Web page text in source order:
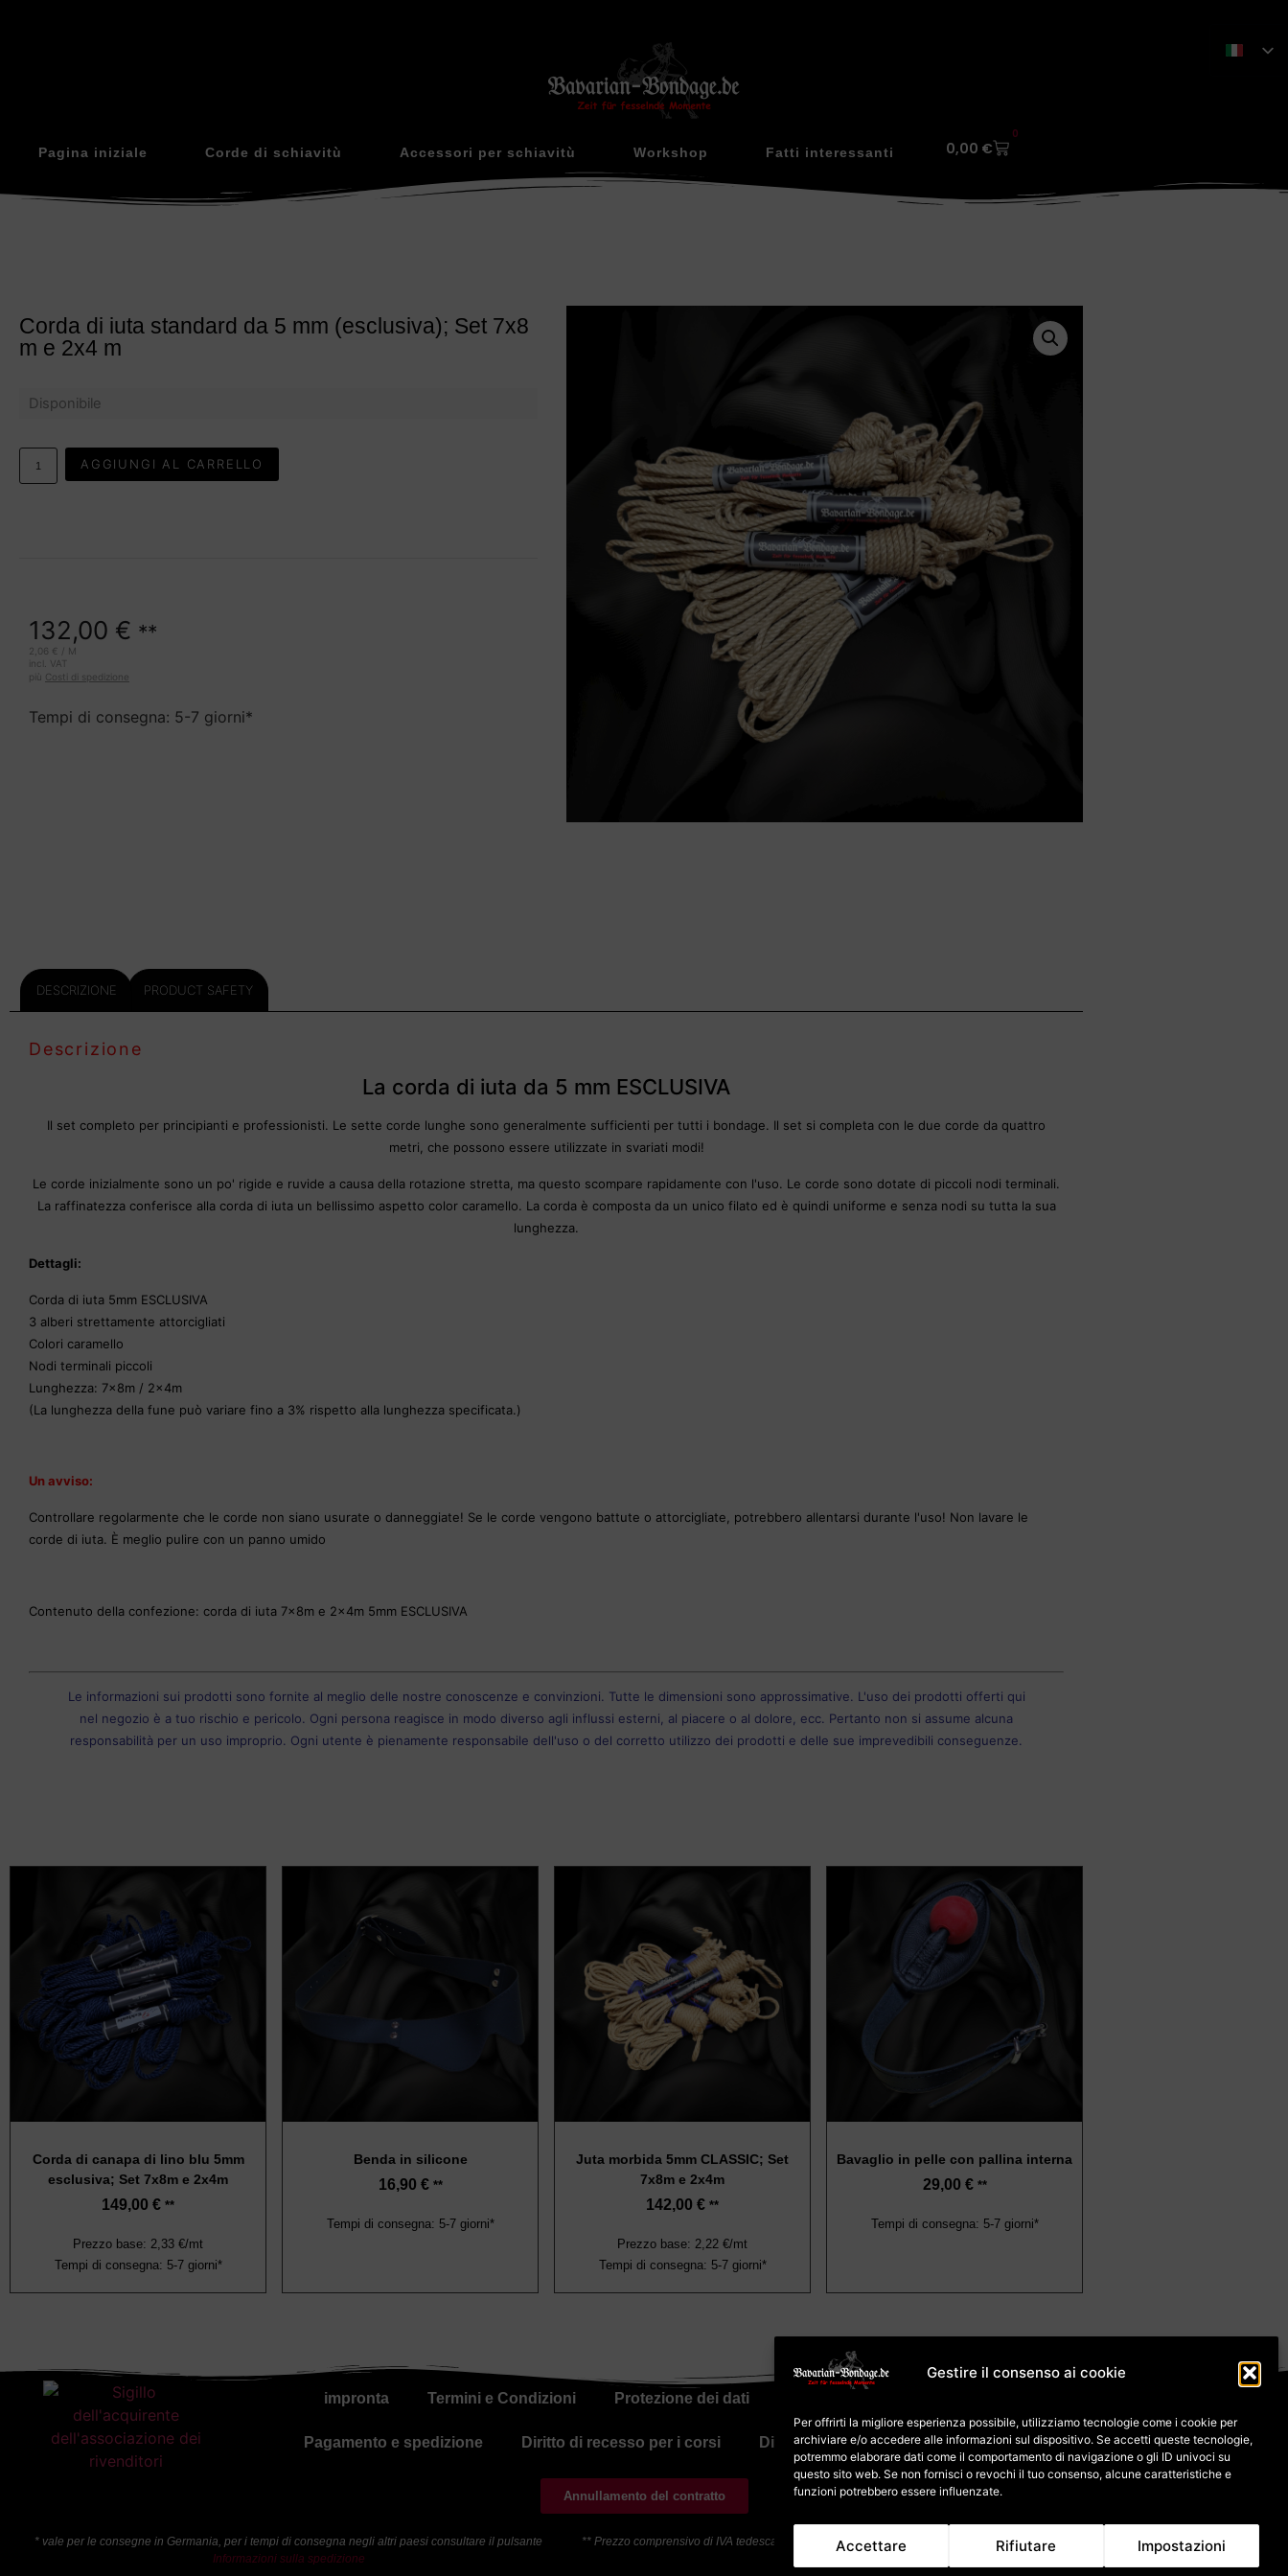
Gestire il consenso ai cookie
Per offrirti la migliore esperienza possibile, utilizziamo tecnologie come i cookie per
archiviare e/o accedere alle informazioni sul dispositivo. Se accetti queste tecnologie,
potremmo elaborare dati come il comportamento di navigazione o gli ID univoci su
questo sito web. Se non fornisci o revochi il tuo consenso, alcune caratteristiche e
funzioni potrebbero essere influenzate.
Accettare Rifiutare Impostazioni
Pagina iniziale Corde di schiavitù Accessori per schiavitù Workshop Fatti interessanti 0,00 €
0
Corda di iuta standard da 5 mm (esclusiva); Set 7x8
m e 2x4 m
Disponibile
AGGIUNGI AL CARRELLO
132,00 € **
2,06 €
M
incl. VAT
più Costi di spedizione
Tempi di consegna: 5-7 giorni*
DESCRIZIONE PRODUCT SAFETY
Descrizione
La corda di iuta da 5 mm ESCLUSIVA
Il set completo per principianti e professionisti. Le sette corde lunghe sono generalmente sufficienti per tutti i bondage. Il set si completa con le due corde da quattro
metri, che possono essere utilizzate in svariati modi!
Le corde inizialmente sono un po' rigide e ruvide a causa della rotazione stretta, ma questo scompare rapidamente con l'uso. Le corde sono dotate di piccoli nodi terminali.
La raffinatezza conferisce alla corda di iuta un bellissimo aspetto color caramello. La corda è composta da un unico filato ed è quindi uniforme e senza nodi su tutta la sua
lunghezza.
Dettagli:
Corda di iuta 5mm ESCLUSIVA
3 alberi strettamente attorcigliati
Colori caramello
Nodi terminali piccoli
Lunghezza: 7x8m / 2x4m
(La lunghezza della fune può variare fino a 3% rispetto alla lunghezza specificata.)
Un avviso:
Controllare regolarmente che le corde non siano usurate o danneggiate! Se le corde vengono battute o attorcigliate, potrebbero allentarsi durante l'uso! Non lavare le
corde di iuta. È meglio pulire con un panno umido
Contenuto della confezione: corda di iuta 7x8m e 2x4m 5mm ESCLUSIVA
Le informazioni sui prodotti sono fornite al meglio delle nostre conoscenze e convinzioni. Tutte le dimensioni sono approssimative. L'uso dei prodotti offerti qui
nel negozio è a tuo rischio e pericolo. Ogni persona reagisce in modo diverso agli influssi esterni, al piacere o al dolore, ecc. Pertanto non si assume alcuna
responsabilità per un uso improprio. Ogni utente è pienamente responsabile dell'uso o del corretto utilizzo dei prodotti e delle sue imprevedibili conseguenze.
Corda di canapa di lino blu 5mm
esclusiva; Set 7x8m e 2x4m
149,00 € **
Prezzo base: 2,33 €/mt
Tempi di consegna: 5-7 giorni*
Benda in silicone
16,90 € **
Tempi di consegna: 5-7 giorni*
Juta morbida 5mm CLASSIC; Set
7x8m e 2x4m
142,00 € **
Prezzo base: 2,22 €/mt
Tempi di consegna: 5-7 giorni*
Bavaglio in pelle con pallina interna
29,00 € **
Tempi di consegna: 5-7 giorni*
impronta Termini e Condizioni Protezione dei dati
Pagamento e spedizione Diritto di recesso per i corsi Diritto di recesso per la merce
Annullamento del contratto
* vale per le consegne in Germania, per i tempi di consegna negli altri paesi consultare il pulsante
Informazioni sulla spedizione
** Prezzo comprensivo di IVA tedesca; Il prezzo totale dipende dall'aliquota IVA del paese di consegna.